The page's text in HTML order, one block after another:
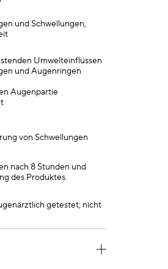
und Schwellungen,
Umwelteinflüssen
und Augenringen
Augenpartie
von Schwellungen
nach 8 Stunden und
des Produktes.
getestet; nicht